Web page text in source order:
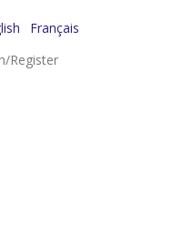
Français
Register